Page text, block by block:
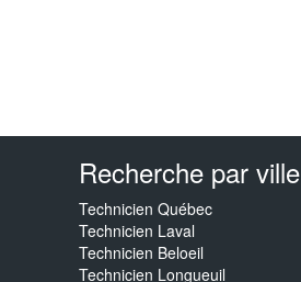
Recherche par ville
Technicien Québec
Technicien Laval
Technicien Beloeil
Technicien Longueuil